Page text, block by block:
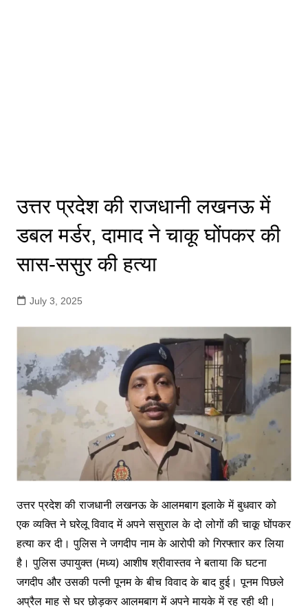
उत्तर प्रदेश की राजधानी लखनऊ में
डबल मर्डर, दामाद ने चाकू घोंपकर की
सास-ससुर की हत्या
July 3, 2025
उत्तर प्रदेश की राजधानी लखनऊ के आलमबाग इलाके में बुधवार को
एक व्यक्ति ने घरेलू विवाद में अपने ससुराल के दो लोगों की चाकू घोंपकर
हत्या कर दी। पुलिस ने जगदीप नाम के आरोपी को गिरफ्तार कर लिया
है। पुलिस उपायुक्त (मध्य) आशीष श्रीवास्तव ने बताया कि घटना
जगदीप और उसकी पत्नी पूनम के बीच विवाद के बाद हुई। पूनम पिछले
अप्रैल माह से घर छोड़कर आलमबाग में अपने मायके में रह रही थी।